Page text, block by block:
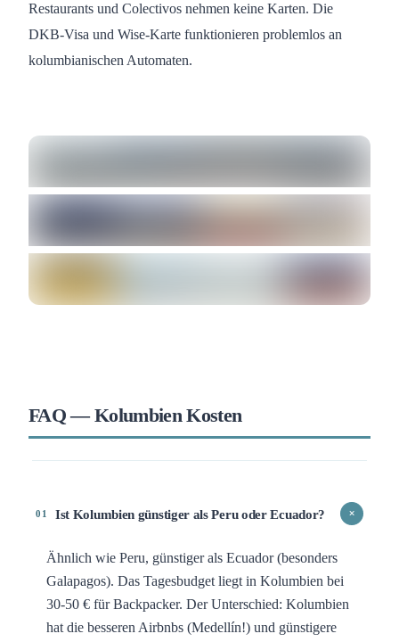
Restaurants und Colectivos nehmen keine Karten. Die
DKB-Visa und Wise-Karte funktionieren problemlos an
kolumbianischen Automaten.
FAQ — Kolumbien Kosten
01 Ist Kolumbien günstiger als Peru oder Ecuador? +
Ähnlich wie Peru, günstiger als Ecuador (besonders
Galapagos). Das Tagesbudget liegt in Kolumbien bei
30-50 € für Backpacker. Der Unterschied: Kolumbien
hat die besseren Airbnbs (Medellín!) und günstigere